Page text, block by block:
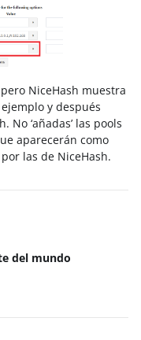
NiceHash muestra
y después
‘añadas’ las pools
aparecerán como
las de NiceHash.
del mundo